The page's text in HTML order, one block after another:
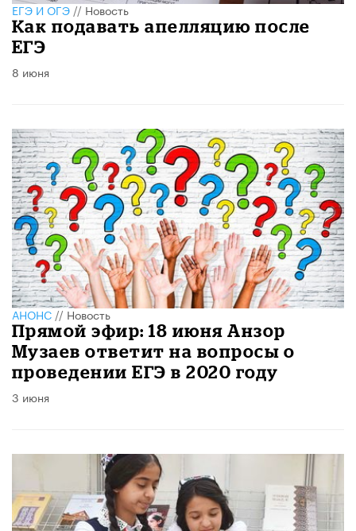
ЕГЭ И ОГЭ//Новость
Как подавать апелляцию после
ЕГЭ
8 июня
АНОНС// Новость
Прямой эфир: 18 июня Анзор
Музаев ответит на вопросы о
проведении ЕГЭ в 2020 году
3 июня